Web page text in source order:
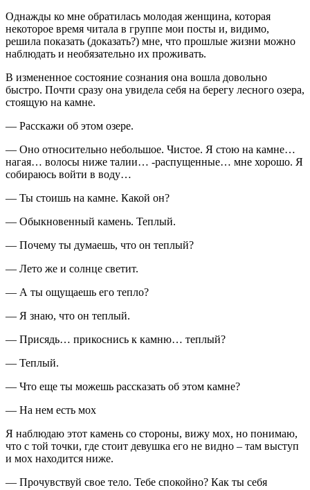
Однажды ко мне обратилась молодая женщина, которая
некоторое время читала в группе мои посты и, видимо,
решила показать (доказать?) мне, что прошлые жизни можно
наблюдать и необязательно их проживать.
В измененное состояние сознания она вошла довольно
быстро. Почти сразу она увидела себя на берегу лесного озера,
стоящую на камне.
— Расскажи об этом озере.
— Оно относительно небольшое. Чистое. Я стою на камне…
нагая… волосы ниже талии… -распущенные… мне хорошо. Я
собираюсь войти в воду…
— Ты стоишь на камне. Какой он?
— Обыкновенный камень. Теплый.
— Почему ты думаешь, что он теплый?
— Лето же и солнце светит.
— А ты ощущаешь его тепло?
— Я знаю, что он теплый.
— Присядь… прикоснись к камню… теплый?
— Теплый.
— Что еще ты можешь рассказать об этом камне?
— На нем есть мох
Я наблюдаю этот камень со стороны, вижу мох, но понимаю,
что с той точки, где стоит девушка его не видно – там выступ
и мох находится ниже.
— Прочувствуй свое тело. Тебе спокойно? Как ты себя